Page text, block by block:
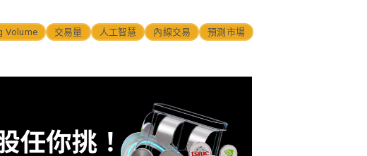
Volume 交易量 人工智慧 內線交易 預測市場